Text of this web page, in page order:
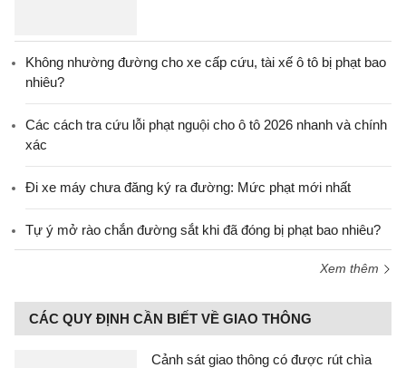
Không nhường đường cho xe cấp cứu, tài xế ô tô bị phạt bao
nhiêu?
Các cách tra cứu lỗi phạt nguội cho ô tô 2026 nhanh và chính
xác
Đi xe máy chưa đăng ký ra đường: Mức phạt mới nhất
Tự ý mở rào chắn đường sắt khi đã đóng bị phạt bao nhiêu?
Xem thêm
CÁC QUY ĐỊNH CẦN BIẾT VỀ GIAO THÔNG
Cảnh sát giao thông có được rút chìa